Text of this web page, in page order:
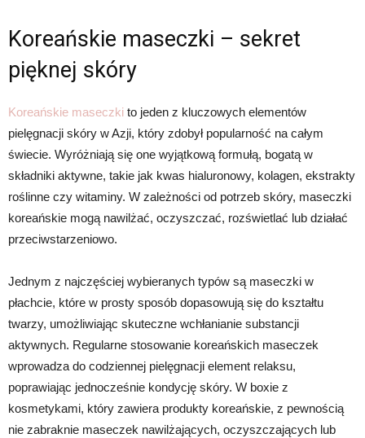
Koreańskie maseczki – sekret
pięknej skóry
Koreańskie maseczki to jeden z kluczowych elementów
pielęgnacji skóry w Azji, który zdobył popularność na całym
świecie. Wyróżniają się one wyjątkową formułą, bogatą w
składniki aktywne, takie jak kwas hialuronowy, kolagen, ekstrakty
roślinne czy witaminy. W zależności od potrzeb skóry, maseczki
koreańskie mogą nawilżać, oczyszczać, rozświetlać lub działać
przeciwstarzeniowo.
Jednym z najczęściej wybieranych typów są maseczki w
płachcie, które w prosty sposób dopasowują się do kształtu
twarzy, umożliwiając skuteczne wchłanianie substancji
aktywnych. Regularne stosowanie koreańskich maseczek
wprowadza do codziennej pielęgnacji element relaksu,
poprawiając jednocześnie kondycję skóry. W boxie z
kosmetykami, który zawiera produkty koreańskie, z pewnością
nie zabraknie maseczek nawilżających, oczyszczających lub